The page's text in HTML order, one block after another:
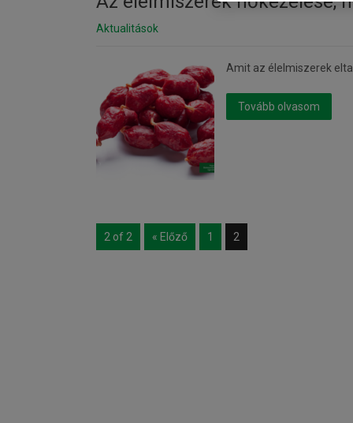
Aktualitások
Amit az élelmiszerek
Tovább olvasom
2 of 2 « Előző 1 2